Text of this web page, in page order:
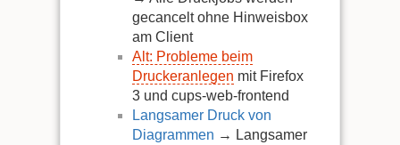
gecancelt ohne Hinweisbox
am Client
Alt: Probleme beim
Druckeranlegen mit Firefox
3 und cups-web-frontend
Langsamer Druck von
Diagrammen → Langsamer